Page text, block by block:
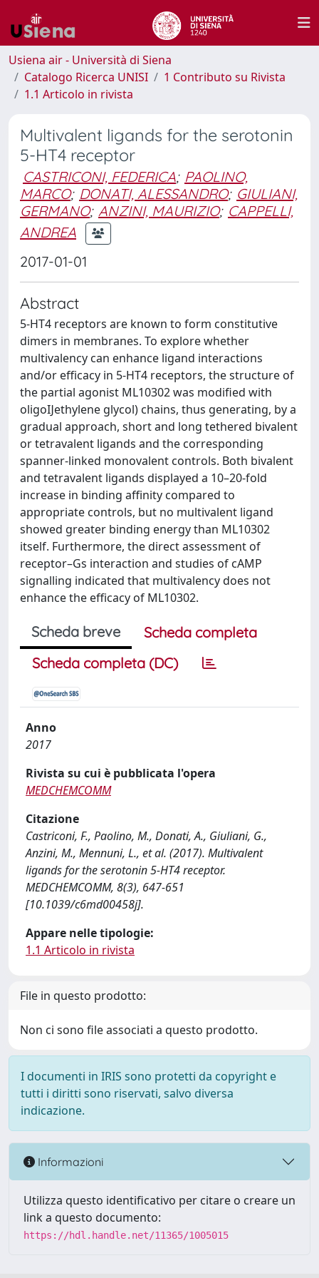
Usiena air - Università di Siena
Catalogo Ricerca UNISI
1 Contributo su Rivista
1.1 Articolo in rivista
Multivalent ligands for the serotonin
5-HT4 receptor
CASTRICONI, FEDERICA; PAOLINO,
MARCO; DONATI, ALESSANDRO; GIULIANI,
GERMANO; ANZINI, MAURIZIO; CAPPELLI,
ANDREA
2017-01-01
Abstract
5-HT4 receptors are known to form constitutive
dimers in membranes. To explore whether
multivalency can enhance ligand interactions
and/or efficacy in 5-HT4 receptors, the structure of
the partial agonist ML10302 was modified with
oligoĲethylene glycol) chains, thus generating, by a
gradual approach, short and long tethered bivalent
or tetravalent ligands and the corresponding
spanner-linked monovalent controls. Both bivalent
and tetravalent ligands displayed a 10–20-fold
increase in binding affinity compared to
appropriate controls, but no multivalent ligand
showed greater binding energy than ML10302
itself. Furthermore, the direct assessment of
receptor–Gs interaction and studies of cAMP
signalling indicated that multivalency does not
enhance the efficacy of ML10302.
Scheda breve
Scheda completa
Scheda completa (DC)
Anno
2017
Rivista su cui è pubblicata l'opera
MEDCHEMCOMM
Citazione
Castriconi, F., Paolino, M., Donati, A., Giuliani, G.,
Anzini, M., Mennuni, L., et al. (2017). Multivalent
ligands for the serotonin 5-HT4 receptor.
MEDCHEMCOMM, 8(3), 647-651
[10.1039/c6md00458j].
Appare nelle tipologie:
1.1 Articolo in rivista
File in questo prodotto:
Non ci sono file associati a questo prodotto.
I documenti in IRIS sono protetti da copyright e
tutti i diritti sono riservati, salvo diversa
indicazione.
Informazioni
Utilizza questo identificativo per citare o creare un
link a questo documento:
https://hdl.handle.net/11365/1005015